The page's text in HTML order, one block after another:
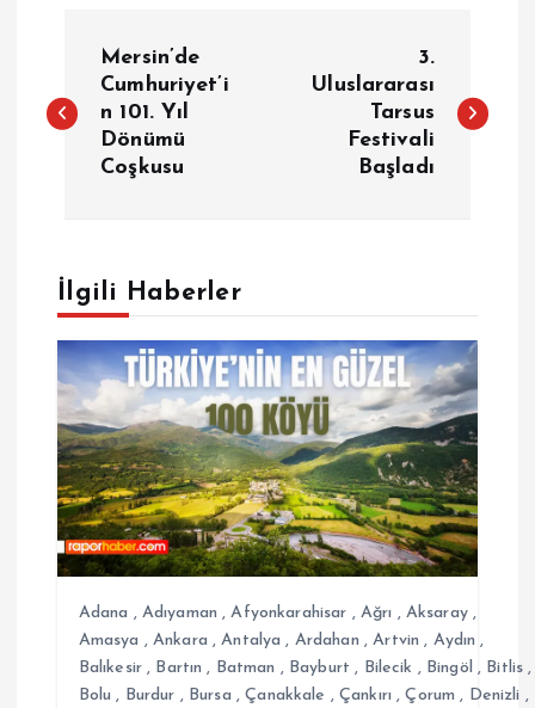
a
g
e
z
n
m
Mersin’de
Cumhuriyet’i
n 101. Yıl
Dönümü
Coşkusu
3.
Uluslararası
Tarsus
Festivali
Başladı
İlgili Haberler
Adana , Adıyaman ,Afyonkarahisar , Ağrı , Aksaray,
Amasya ,Ankara ,Antalya , Ardahan ,Artvin , Aydın ,
Balıkesir , Bartın , Batman , Bayburt , Bilecik , Bingöl , Bitlis ,
Bolu , Burdur , Bursa ,Çanakkale , Çankırı ,Çorum , Denizli ,